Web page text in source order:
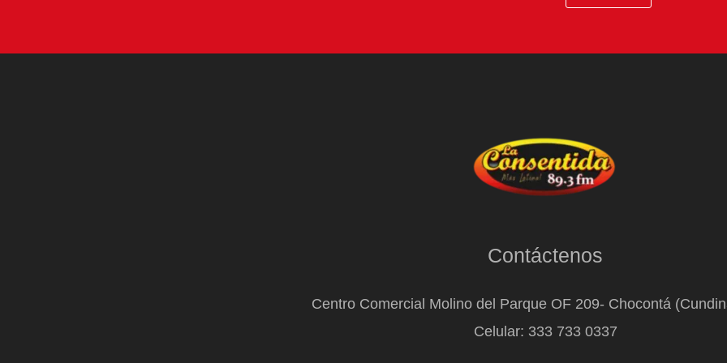
Contáctenos
Centro Comercial Molino del Parque OF 209- Chocontá
Celular: 333 733 0337